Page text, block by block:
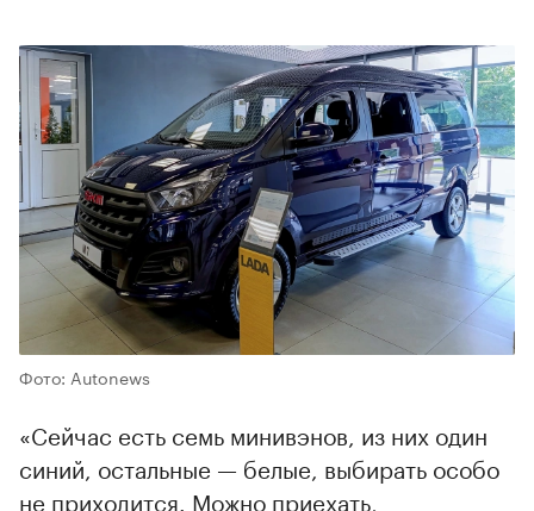
Фото: Autonews
«Сейчас есть семь минивэнов, из них один
синий, остальные — белые, выбирать особо
не приходится. Можно приехать,